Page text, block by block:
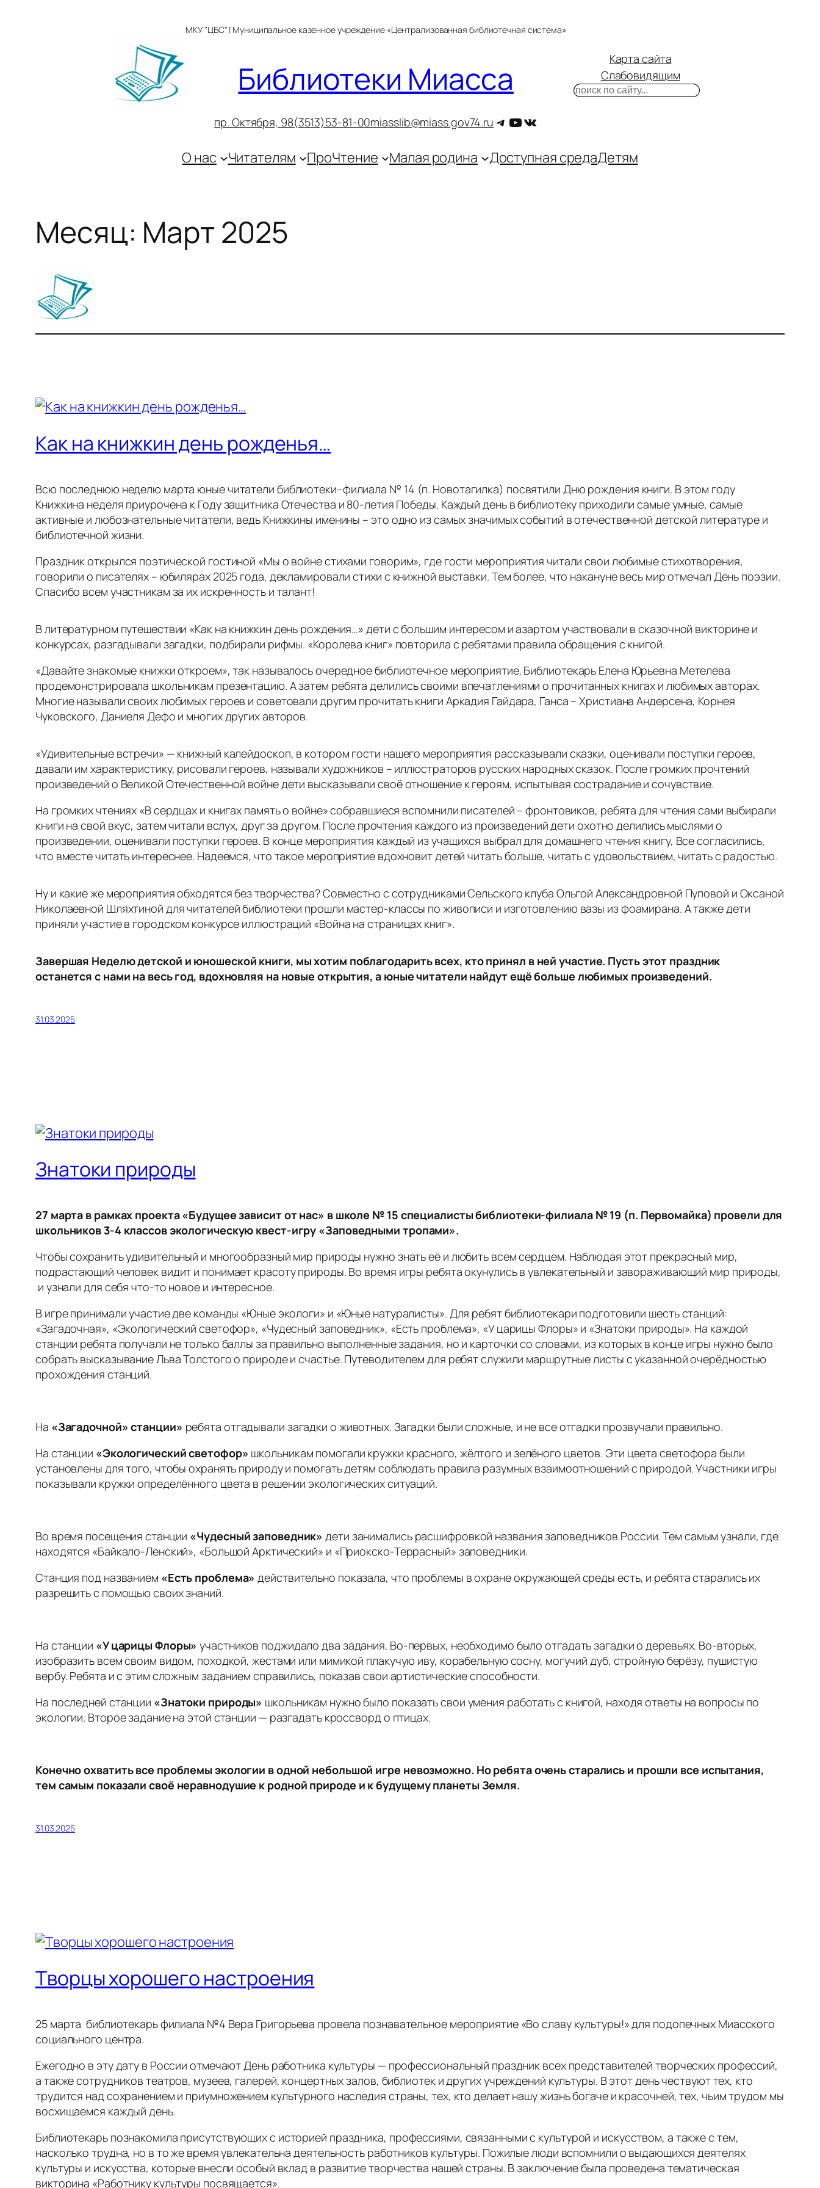
МКУ "ЦБС" | Муниципальное казенное учреждение «Централизованная библиотечная система»
Библиотеки Миасса
пр. Октября, 98(3513)53-81-00miasslib@miass.gov74.ru Telegram
YouTube
ВКонтакте
Карта сайта
Слабовидящим
Поиск
О нас Читателям ПроЧтение Малая родина Доступная средаДетям
Месяц: Март 2025
Как на книжкин день рожденья…
Всю последнюю неделю марта юные читатели библиотеки–филиала № 14 (п. Новотагилка) посвятили Дню рождения книги. В этом году
Книжкина неделя приурочена к Году защитника Отечества и 80-летия Победы. Каждый день в библиотеку приходили самые умные, самые
активные и любознательные читатели, ведь Книжкины именины – это одно из самых значимых событий в отечественной детской литературе и
библиотечной жизни.
Праздник открылся поэтической гостиной «Мы о войне стихами говорим», где гости мероприятия читали свои любимые стихотворения,
говорили о писателях – юбилярах 2025 года, декламировали стихи с книжной выставки. Тем более, что накануне весь мир отмечал День поэзии.
Спасибо всем участникам за их искренность и талант!
В литературном путешествии «Как на книжкин день рождения…» дети с большим интересом и азартом участвовали в сказочной викторине и
конкурсах, разгадывали загадки, подбирали рифмы. «Королева книг» повторила с ребятами правила обращения с книгой.
«Давайте знакомые книжки откроем», так называлось очередное библиотечное мероприятие. Библиотекарь Елена Юрьевна Метелёва
продемонстрировала школьникам презентацию. А затем ребята делились своими впечатлениями о прочитанных книгах и любимых авторах.
Многие называли своих любимых героев и советовали другим прочитать книги Аркадия Гайдара, Ганса – Христиана Андерсена, Корнея
Чуковского, Даниеля Дефо и многих других авторов.
«Удивительные встречи» — книжный калейдоскоп, в котором гости нашего мероприятия рассказывали сказки, оценивали поступки героев,
давали им характеристику, рисовали героев, называли художников – иллюстраторов русских народных сказок. После громких прочтений
произведений о Великой Отечественной войне дети высказывали своё отношение к героям, испытывая сострадание и сочувствие.
На громких чтениях «В сердцах и книгах память о войне» собравшиеся вспомнили писателей – фронтовиков, ребята для чтения сами выбирали
книги на свой вкус, затем читали вслух, друг за другом. После прочтения каждого из произведений дети охотно делились мыслями о
произведении, оценивали поступки героев. В конце мероприятия каждый из учащихся выбрал для домашнего чтения книгу, Все согласились,
что вместе читать интереснее. Надеемся, что такое мероприятие вдохновит детей читать больше, читать с удовольствием, читать с радостью.
Ну и какие же мероприятия обходятся без творчества? Совместно с сотрудниками Сельского клуба Ольгой Александровной Пуповой и Оксаной
Николаевной Шляхтиной для читателей библиотеки прошли мастер-классы по живописи и изготовлению вазы из фоамирана. А также дети
приняли участие в городском конкурсе иллюстраций «Война на страницах книг».
Завершая Неделю детской и юношеской книги, мы хотим поблагодарить всех, кто принял в ней участие. Пусть этот праздник
останется с нами на весь год, вдохновляя на новые открытия, а юные читатели найдут ещё больше любимых произведений.
31.03.2025
Знатоки природы
27 марта в рамках проекта «Будущее зависит от нас» в школе № 15 специалисты библиотеки-филиала № 19 (п. Первомайка) провели для
школьников 3-4 классов экологическую квест-игру «Заповедными тропами».
Чтобы сохранить удивительный и многообразный мир природы нужно знать её и любить всем сердцем. Наблюдая этот прекрасный мир,
подрастающий человек видит и понимает красоту природы. Во время игры ребята окунулись в увлекательный и завораживающий мир природы,
и узнали для себя что-то новое и интересное.
В игре принимали участие две команды «Юные экологи» и «Юные натуралисты». Для ребят библиотекари подготовили шесть станций:
«Загадочная», «Экологический светофор», «Чудесный заповедник», «Есть проблема», «У царицы Флоры» и «Знатоки природы». На каждой
станции ребята получали не только баллы за правильно выполненные задания, но и карточки со словами, из которых в конце игры нужно было
собрать высказывание Льва Толстого о природе и счастье. Путеводителем для ребят служили маршрутные листы с указанной очерёдностью
прохождения станций.
На «Загадочной» станции» ребята отгадывали загадки о животных. Загадки были сложные, и не все отгадки прозвучали правильно.
На станции «Экологический светофор» школьникам помогали кружки красного, жёлтого и зелёного цветов. Эти цвета светофора были
установлены для того, чтобы охранять природу и помогать детям соблюдать правила разумных взаимоотношений с природой. Участники игры
показывали кружки определённого цвета в решении экологических ситуаций.
Во время посещения станции «Чудесный заповедник» дети занимались расшифровкой названия заповедников России. Тем самым узнали, где
находятся «Байкало-Ленский», «Большой Арктический» и «Приокско-Террасный» заповедники.
Станция под названием «Есть проблема» действительно показала, что проблемы в охране окружающей среды есть, и ребята старались их
разрешить с помощью своих знаний.
На станции «У царицы Флоры» участников поджидало два задания. Во-первых, необходимо было отгадать загадки о деревьях. Во-вторых,
изобразить всем своим видом, походкой, жестами или мимикой плакучую иву, корабельную сосну, могучий дуб, стройную берёзу, пушистую
вербу. Ребята и с этим сложным заданием справились, показав свои артистические способности.
На последней станции «Знатоки природы» школьникам нужно было показать свои умения работать с книгой, находя ответы на вопросы по
экологии. Второе задание на этой станции — разгадать кроссворд о птицах.
Конечно охватить все проблемы экологии в одной небольшой игре невозможно. Но ребята очень старались и прошли все испытания,
тем самым показали своё неравнодушие к родной природе и к будущему планеты Земля.
31.03.2025
Творцы хорошего настроения
25 марта библиотекарь филиала №4 Вера Григорьева провела познавательное мероприятие «Во славу культуры!» для подопечных Миасского
социального центра.
Ежегодно в эту дату в России отмечают День работника культуры — профессиональный праздник всех представителей творческих профессий,
а также сотрудников театров, музеев, галерей, концертных залов, библиотек и других учреждений культуры. В этот день чествуют тех, кто
трудится над сохранением и приумножением культурного наследия страны, тех, кто делает нашу жизнь богаче и красочней, тех, чьим трудом мы
восхищаемся каждый день.
Библиотекарь познакомила присутствующих с историей праздника, профессиями, связанными с культурой и искусством, а также с тем,
насколько трудна, но в то же время увлекательна деятельность работников культуры. Пожилые люди вспомнили о выдающихся деятелях
культуры и искусства, которые внесли особый вклад в развитие творчества нашей страны. В заключение была проведена тематическая
викторина «Работнику культуры посвящается».